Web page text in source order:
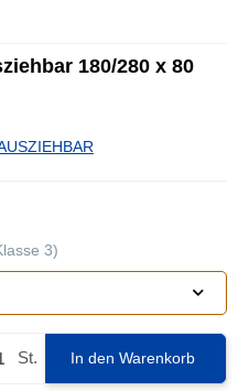
180/280 x 80
3)
St. In den Warenkorb